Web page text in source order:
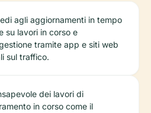
agli aggiornamenti in tempo
su lavori in corso e
tramite app e siti web
sul traffico.
dei lavori di
in corso come il